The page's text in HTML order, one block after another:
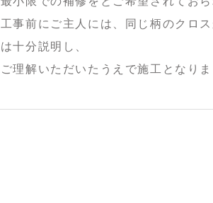
工事前にご主人には、同じ柄のクロ
は十分説明し、
ご理解いただいたうえで施工となりま